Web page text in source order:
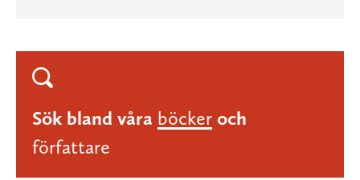
Sök bland våra böcker och
författare